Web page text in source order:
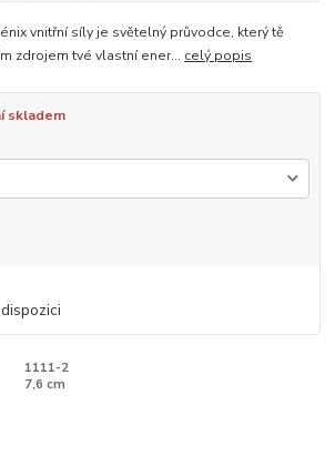
vnitřní síly je světelný průvodce, který tě
zdrojem tvé vlastní ener... celý popis
skladem
1111-2
7,6 cm